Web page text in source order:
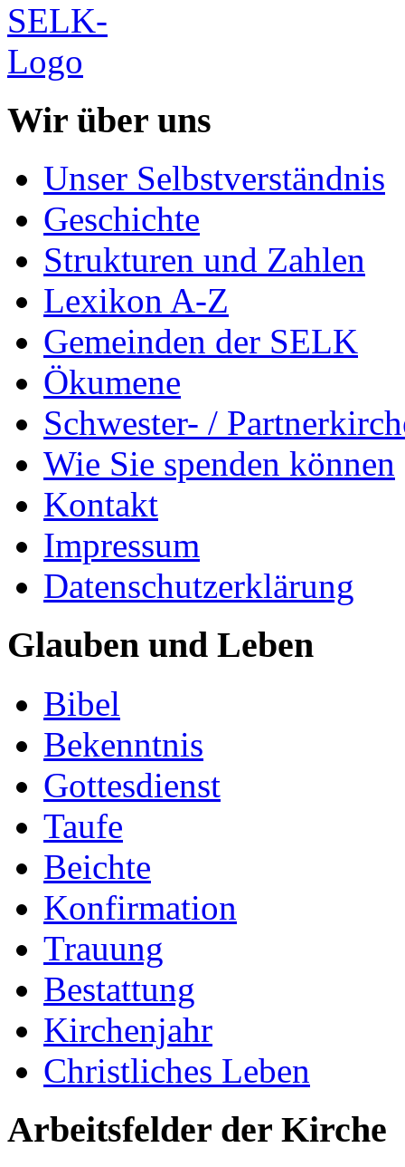
Wir über uns
Unser Selbstverständnis
Geschichte
Strukturen und Zahlen
Lexikon A-Z
Gemeinden der SELK
Ökumene
Schwester- /
Wie Sie spenden können
Kontakt
Impressum
Datenschutzerklärung
Glauben und Leben
Bibel
Bekenntnis
Gottesdienst
Taufe
Beichte
Konfirmation
Trauung
Bestattung
Kirchenjahr
Christliches Leben
Arbeitsfelder der Kirche